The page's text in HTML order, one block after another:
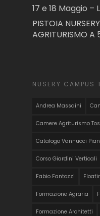
17 e 18 Maggio –
PISTOIA
AGRITURISMO A
NUSERY CAMPUS
Andrea Massaini
Camere Agriturismo
Catalogo Vannucci
Corso Giardini Verticali
Fabio Fantozzi
Formazione Agraria
Formazione Architetti